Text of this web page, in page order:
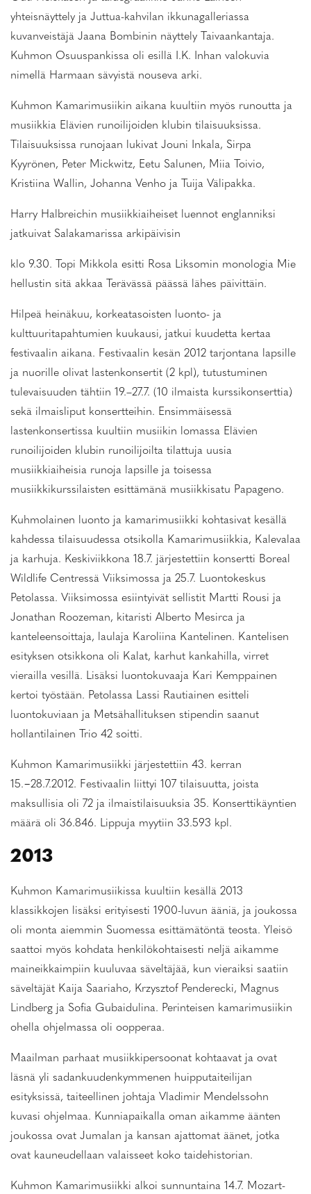
yhteisnäyttely ja Juttua-kahvilan ikkunagalleriassa
kuvanveistäjä Jaana Bombinin näyttely Taivaankantaja.
Kuhmon Osuuspankissa oli esillä I.K. Inhan valokuvia
nimellä Harmaan sävyistä nouseva arki.
Kuhmon Kamarimusiikin aikana kuultiin myös runoutta ja
musiikkia Elävien runoilijoiden klubin tilaisuuksissa.
Tilaisuuksissa runojaan lukivat Jouni Inkala, Sirpa
Kyyrönen, Peter Mickwitz, Eetu Salunen, Miia Toivio,
Kristiina Wallin, Johanna Venho ja Tuija Välipakka.
Harry Halbreichin musiikkiaiheiset luennot englanniksi
jatkuivat Salakamarissa arkipäivisin
klo 9.30. Topi Mikkola esitti Rosa Liksomin monologia Mie
hellustin sitä akkaa Terävässä päässä lähes päivittäin.
Hilpeä heinäkuu, korkeatasoisten luonto- ja
kulttuuritapahtumien kuukausi, jatkui kuudetta kertaa
festivaalin aikana. Festivaalin kesän 2012 tarjontana lapsille
ja nuorille olivat lastenkonsertit (2 kpl), tutustuminen
tulevaisuuden tähtiin 19.–27.7. (10 ilmaista kurssikonserttia)
sekä ilmaisliput konsertteihin. Ensimmäisessä
lastenkonsertissa kuultiin musiikin lomassa Elävien
runoilijoiden klubin runoilijoilta tilattuja uusia
musiikkiaiheisia runoja lapsille ja toisessa
musiikkikurssilaisten esittämänä musiikkisatu Papageno.
Kuhmolainen luonto ja kamarimusiikki kohtasivat kesällä
kahdessa tilaisuudessa otsikolla Kamarimusiikkia, Kalevalaa
ja karhuja. Keskiviikkona 18.7. järjestettiin konsertti Boreal
Wildlife Centressä Viiksimossa ja 25.7. Luontokeskus
Petolassa. Viiksimossa esiintyivät sellistit Martti Rousi ja
Jonathan Roozeman, kitaristi Alberto Mesirca ja
kanteleensoittaja, laulaja Karoliina Kantelinen. Kantelisen
esityksen otsikkona oli Kalat, karhut kankahilla, virret
vierailla vesillä. Lisäksi luontokuvaaja Kari Kemppainen
kertoi työstään. Petolassa Lassi Rautiainen esitteli
luontokuviaan ja Metsähallituksen stipendin saanut
hollantilainen Trio 42 soitti.
Kuhmon Kamarimusiikki järjestettiin 43. kerran
15.−28.7.2012. Festivaalin liittyi 107 tilaisuutta, joista
maksullisia oli 72 ja ilmaistilaisuuksia 35. Konserttikäyntien
määrä oli 36.846. Lippuja myytiin 33.593 kpl.
2013
Kuhmon Kamarimusiikissa kuultiin kesällä 2013
klassikkojen lisäksi erityisesti 1900-luvun ääniä, ja joukossa
oli monta aiemmin Suomessa esittämätöntä teosta. Yleisö
saattoi myös kohdata henkilökohtaisesti neljä aikamme
maineikkaimpiin kuuluvaa säveltäjää, kun vieraiksi saatiin
säveltäjät Kaija Saariaho, Krzysztof Penderecki, Magnus
Lindberg ja Sofia Gubaidulina. Perinteisen kamarimusiikin
ohella ohjelmassa oli oopperaa.
Maailman parhaat musiikkipersoonat kohtaavat ja ovat
läsnä yli sadankuudenkymmenen huipputaiteilijan
esityksissä, taiteellinen johtaja Vladimir Mendelssohn
kuvasi ohjelmaa. Kunniapaikalla oman aikamme äänten
joukossa ovat Jumalan ja kansan ajattomat äänet, jotka
ovat kauneudellaan valaisseet koko taidehistorian.
Kuhmon Kamarimusiikki alkoi sunnuntaina 14.7. Mozart-